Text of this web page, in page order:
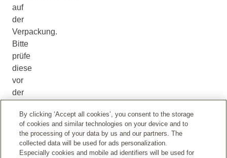
auf
der
Verpackung.
Bitte
prüfe
diese
vor
der
eines
Produkts,
um
sicherzustellen,
By clicking ‘Accept all cookies’, you consent to the storage
of cookies and similar technologies on your device and to
the processing of your data by us and our partners. The
collected data will be used for ads personalization.
Especially cookies and mobile ad identifiers will be used for